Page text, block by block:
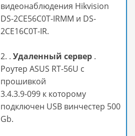
видеонаблюдения Hikvision
DS-2CE56C0T-IRMM и DS-
2CE16C0T-IR.
2. . Удаленный сервер .
Роутер ASUS RT-56U с
прошивкой
3.4.3.9-099 к которому
подключен USB винчестер 500
Gb.